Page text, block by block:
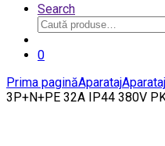
Search
Caută
după:
0
Prima paginăAparataj
3P+N+PE 32A IP44 380V